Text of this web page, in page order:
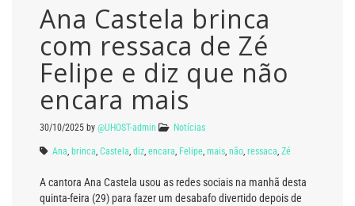
Ana Castela brinca
com ressaca de Zé
Felipe e diz que não
encara mais
30/10/2025 by @UHOST-admin Notícias
Ana brinca Castela diz encara Felipe mais não ressaca Zé
A cantora Ana Castela usou as redes sociais na manhã desta
quinta-feira (29) para fazer um desabafo divertido depois de